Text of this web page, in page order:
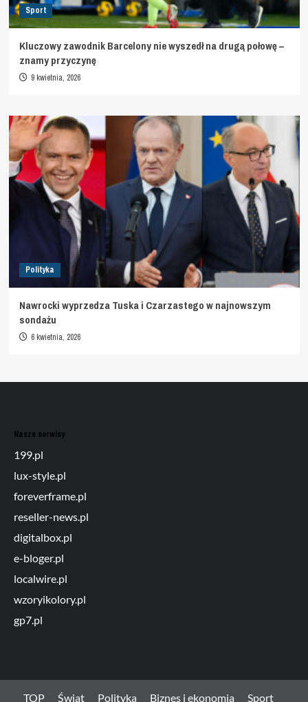
Sport
Kluczowy zawodnik Barcelony nie wyszedł na drugą połowę –
znamy przyczynę
9 kwietnia, 2026
Polityka
Nawrocki wyprzedza Tuska i Czarzastego w najnowszym
sondażu
6 kwietnia, 2026
Nasze serwisy
199.pl
lux-style.pl
foreverframe.pl
reseller-news.pl
digitalbox.pl
e-bloger.pl
localwire.pl
wzoryikolory.pl
gp7.pl
TOP Świat Polityka Biznes i ekonomia Sport